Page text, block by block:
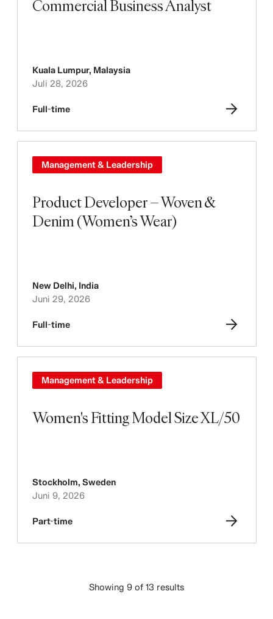
Commercial Business Analyst
Kuala Lumpur, Malaysia
Juli 28, 2026
Full-time
Product Developer – Woven &
Denim (Women’s Wear)
Management & Leadership
New Delhi, India
Juni 29, 2026
Full-time
Women's Fitting Model Size XL/50
Management & Leadership
Stockholm, Sweden
Juni 9, 2026
Part-time
Showing 9 of 13 results